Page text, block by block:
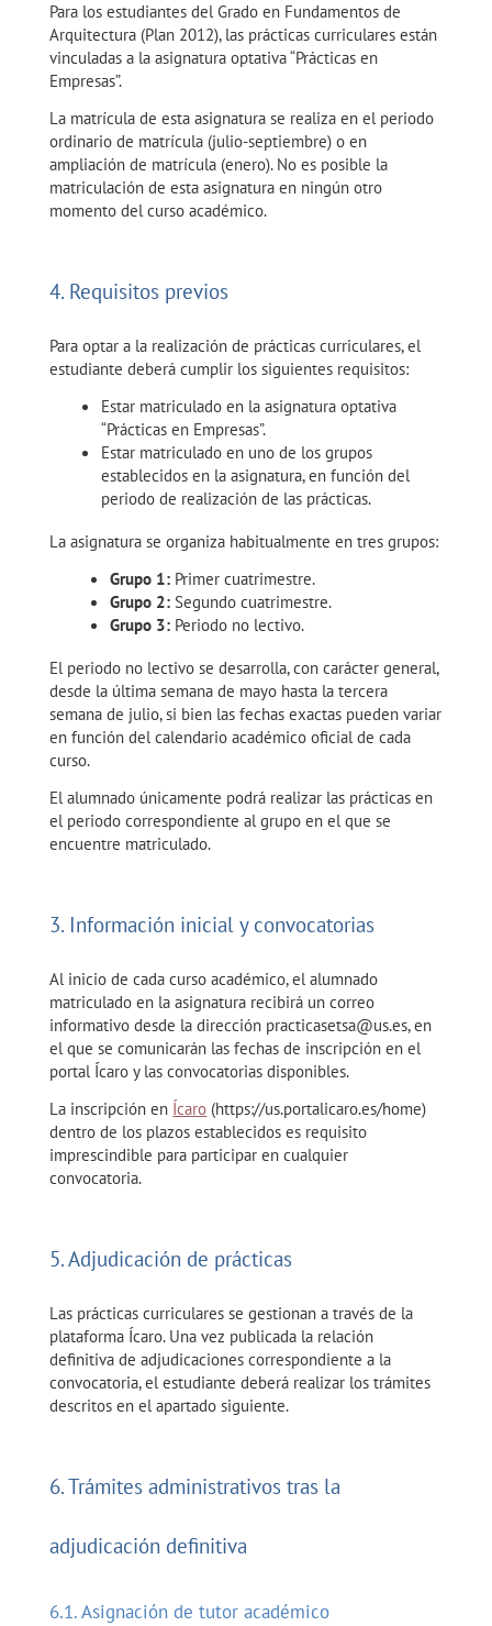
Para los estudiantes del Grado en Fundamentos de
Arquitectura (Plan 2012), las prácticas curriculares están
vinculadas a la asignatura optativa “Prácticas en
Empresas”.
La matrícula de esta asignatura se realiza en el periodo
ordinario de matrícula (julio-septiembre) o en
ampliación de matrícula (enero). No es posible la
matriculación de esta asignatura en ningún otro
momento del curso académico.
4. Requisitos previos
Para optar a la realización de prácticas curriculares, el
estudiante deberá cumplir los siguientes requisitos:
Estar matriculado en la asignatura optativa
“Prácticas en Empresas”.
Estar matriculado en uno de los grupos
establecidos en la asignatura, en función del
periodo de realización de las prácticas.
La asignatura se organiza habitualmente en tres grupos:
Grupo 1: Primer cuatrimestre.
Grupo 2: Segundo cuatrimestre.
Grupo 3: Periodo no lectivo.
El periodo no lectivo se desarrolla, con carácter general,
desde la última semana de mayo hasta la tercera
semana de julio, si bien las fechas exactas pueden variar
en función del calendario académico oficial de cada
curso.
El alumnado únicamente podrá realizar las prácticas en
el periodo correspondiente al grupo en el que se
encuentre matriculado.
3. Información inicial y convocatorias
Al inicio de cada curso académico, el alumnado
matriculado en la asignatura recibirá un correo
informativo desde la dirección practicasetsa@us.es, en
el que se comunicarán las fechas de inscripción en el
portal Ícaro y las convocatorias disponibles.
La inscripción en Ícaro (https://us.portalicaro.es/home)
dentro de los plazos establecidos es requisito
imprescindible para participar en cualquier
convocatoria.
5. Adjudicación de prácticas
Las prácticas curriculares se gestionan a través de la
plataforma Ícaro. Una vez publicada la relación
definitiva de adjudicaciones correspondiente a la
convocatoria, el estudiante deberá realizar los trámites
descritos en el apartado siguiente.
6. Trámites administrativos tras la
adjudicación definitiva
6.1. Asignación de tutor académico